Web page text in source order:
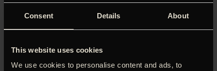
Consent Details About
This website uses cookies
We use cookies to personalise content and ads, to